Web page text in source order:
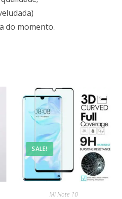
do momento.
SALE!
Mi Note 10